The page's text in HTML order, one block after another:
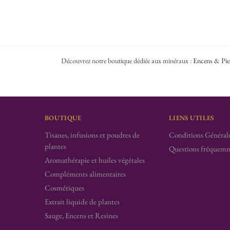
Découvrez notre boutique dédiée aux minéraux :Encens &
BOUTIQUE
Tisanes, infusions et poudres de
plantes
Aromathérapie et huiles végétales
Compléments alimentaires
Cosmétiques
Extrait liquide de plantes
Sauge, Encens et Resines
LIENS UTILES
Conditions
Questions